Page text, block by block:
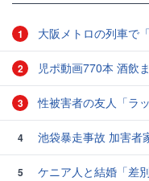
1 大阪メトロの列車で
2 児ポ動画770本 酒飲
3 性被害者の友人「ラ
4 池袋暴走事故 加害者
5
ケニア人と結婚「差